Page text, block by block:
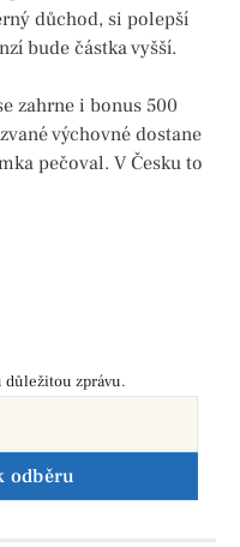
důchod, si polepší
bude částka vyšší.
zahrne i bonus 500
výchovné dostane
pečoval. V Česku to
důležitou zprávu.
odběru